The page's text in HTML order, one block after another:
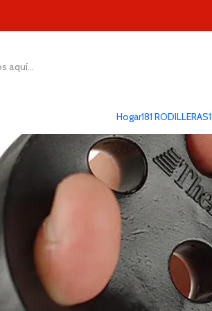
Hogar181 RODILLERAS